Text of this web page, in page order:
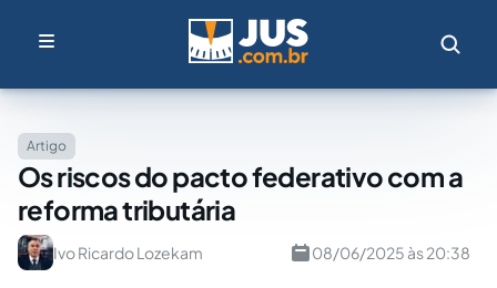
Artigo
Os riscos do pacto federativo com a
reforma tributária
Ivo Ricardo Lozekam 08/06/2025 às 20:38